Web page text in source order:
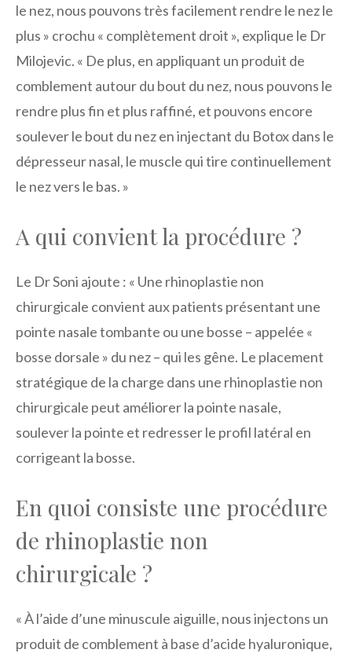
le nez, nous pouvons très facilement rendre le nez le
plus » crochu « complètement droit », explique le Dr
Milojevic. « De plus, en appliquant un produit de
comblement autour du bout du nez, nous pouvons le
rendre plus fin et plus raffiné, et pouvons encore
soulever le bout du nez en injectant du Botox dans le
dépresseur nasal, le muscle qui tire continuellement
le nez vers le bas. »
A qui convient la procédure ?
Le Dr Soni ajoute : « Une rhinoplastie non
chirurgicale convient aux patients présentant une
pointe nasale tombante ou une bosse – appelée «
bosse dorsale » du nez – qui les gêne. Le placement
stratégique de la charge dans une rhinoplastie non
chirurgicale peut améliorer la pointe nasale,
soulever la pointe et redresser le profil latéral en
corrigeant la bosse.
En quoi consiste une procédure
de rhinoplastie non
chirurgicale ?
« À l’aide d’une minuscule aiguille, nous injectons un
produit de comblement à base d’acide hyaluronique,